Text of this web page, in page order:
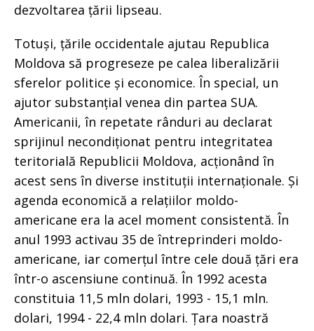
dezvoltarea țării lipseau.
Totuși, țările occidentale ajutau Republica
Moldova să progreseze pe calea liberalizării
sferelor politice și economice. În special, un
ajutor substanțial venea din partea SUA.
Americanii, în repetate rânduri au declarat
sprijinul necondiționat pentru integritatea
teritorială Republicii Moldova, acționând în
acest sens în diverse instituții internaționale. Și
agenda economică a relațiilor moldo-
americane era la acel moment consistentă. În
anul 1993 activau 35 de întreprinderi moldo-
americane, iar comerțul între cele două țări era
într-o ascensiune continuă. În 1992 acesta
constituia 11,5 mln dolari, 1993 - 15,1 mln.
dolari, 1994 - 22,4 mln dolari. Țara noastră